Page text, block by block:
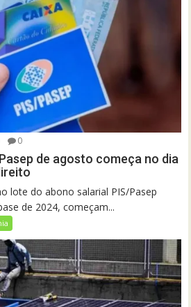
0
de agosto começa no dia
lote do abono salarial PIS/Pasep
de 2024, começam...